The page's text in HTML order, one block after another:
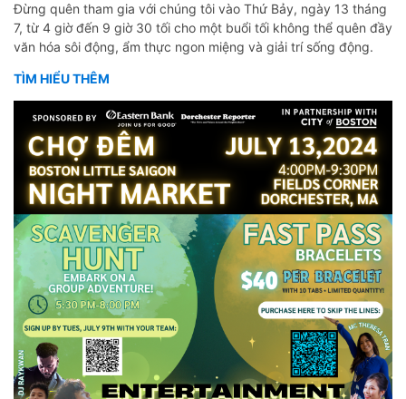
Đừng quên tham gia với chúng tôi vào Thứ Bảy, ngày 13 tháng
7, từ 4 giờ đến 9 giờ 30 tối cho một buổi tối không thể quên đầy
văn hóa sôi động, ẩm thực ngon miệng và giải trí sống động.
TÌM HIỂU THÊM